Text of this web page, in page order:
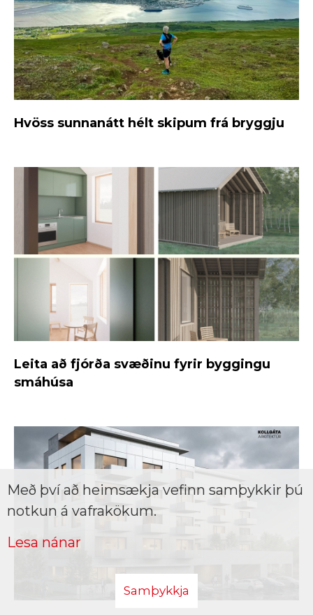
Hvöss sunnanátt hélt skipum frá bryggju
Leita að fjórða svæðinu fyrir byggingu
smáhúsa
Með því að heimsækja vefinn samþykkir þú
notkun á vafrakökum.
Lesa nánar
Samþykkja